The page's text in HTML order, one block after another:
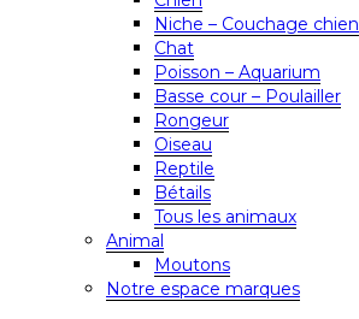
Niche – Couchage chien
Chat
Poisson – Aquarium
Basse cour – Poulailler
Rongeur
Oiseau
Reptile
Bétails
Tous les animaux
Animal
Moutons
Notre espace marques